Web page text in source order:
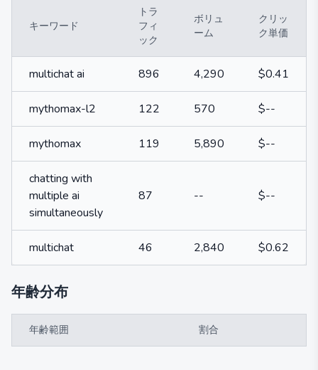
キーワード
トラ
フィ
ック
ボリュ
ーム
クリッ
ク単価
multichat ai 896 4,290 $0.41
mythomax-l2 122 570 $--
mythomax 119 5,890 $--
chatting with
multiple ai
simultaneously
87 -- $--
multichat 46 2,840 $0.62
年齢分布
年齢範囲 割合